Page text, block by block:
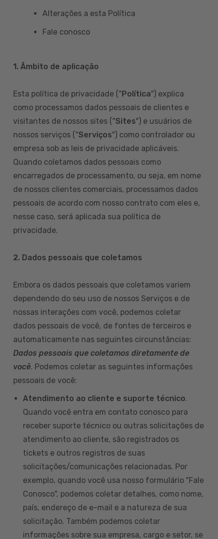
Alterações a esta Política
Fale conosco
1. Âmbito de aplicação
Esta política de privacidade ("Política") explica
como processamos dados pessoais de clientes e
visitantes de nossos sites ("Sites") e usuários de
nossos serviços ("Serviços") como controlador ou
empresa sob as leis de privacidade aplicáveis.
Quando coletamos dados pessoais como
encarregados de processamento, ou seja, em nome
de nossos clientes comerciais, processamos dados
pessoais de acordo com nosso contrato com eles e,
nesse caso, será aplicada sua política de
privacidade.
2. Dados pessoais que coletamos
Embora os dados pessoais que coletamos variem
dependendo do seu uso de nossos Serviços e de
nossas interações com você, podemos coletar
dados pessoais de você, de fontes de terceiros e
automaticamente nas seguintes circunstâncias:
Dados pessoais que coletamos diretamente de
você. Podemos coletar as seguintes informações
pessoais de você:
Atendimento ao cliente e suporte técnico.
Quando você entra em contato conosco para
receber suporte técnico ou outras solicitações de
atendimento ao cliente, são registrados os
tickets e outros registros de suas
solicitações/comunicações relacionadas. Por
exemplo, quando você usa nosso formulário "Fale
Conosco", podemos coletar detalhes, como nome,
país, endereço de e-mail e a natureza de sua
solicitação. Também podemos coletar
informações sobre sua empresa, cargo e setor, se